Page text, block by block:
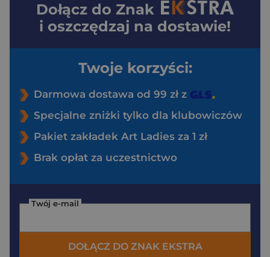
Dołącz do Znak
i oszczędzaj na dostawie!
Twoje korzyści:
Darmowa dostawa od 99 zł z
Specjalne zniżki tylko dla klubowiczów
Pakiet zakładek Art Ladies za 1 zł
Brak opłat za uczestnictwo
Twój e-mail
DOŁĄCZ DO ZNAK EKSTRA